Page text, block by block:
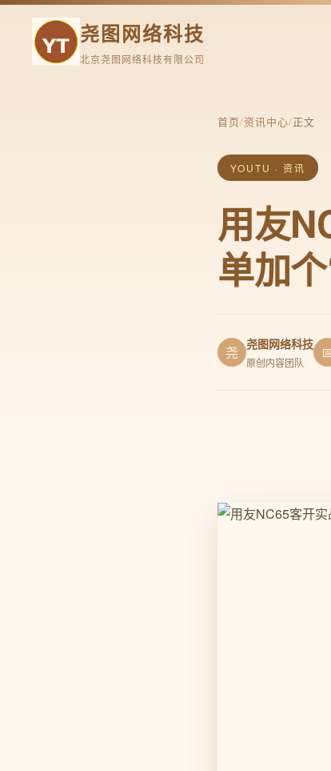
尧图网络科技
北京尧图网络科技有限公司
首页/资讯中心/正文
YOUTU · 资讯
用友
单加
尧 尧图网络科技
原创内容团队